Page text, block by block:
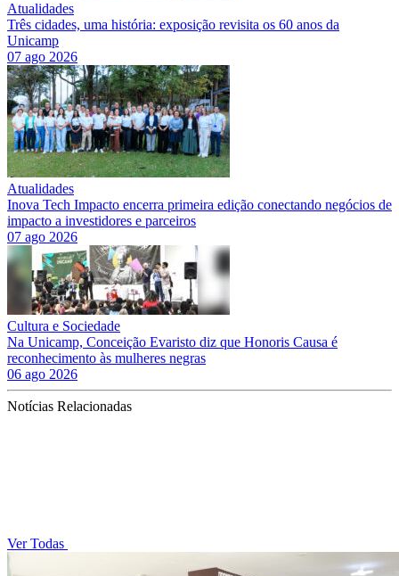
Atualidades
Três cidades, uma história: exposição revisita os 60 anos da
Unicamp
07 ago 2026
Atualidades
Inova Tech Impacto encerra primeira edição conectando negócios de
impacto a investidores e parceiros
07 ago 2026
Cultura e Sociedade
Na Unicamp, Conceição Evaristo diz que Honoris Causa é
reconhecimento às mulheres negras
06 ago 2026
Notícias Relacionadas
Ver Todas